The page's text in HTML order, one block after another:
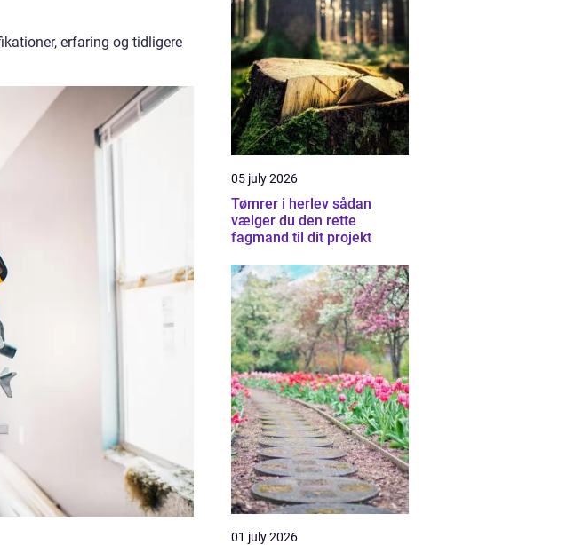
erfaring og tidligere
05 july 2026
Tømrer i herlev sådan
vælger du den rette
fagmand til dit projekt
01 july 2026